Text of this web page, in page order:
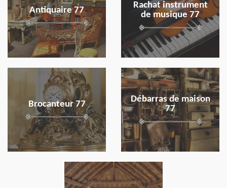
Antiquaire 77
Rachat instrument
de musique 77
Brocanteur 77
en savoir plus
Débarras de maison
77
en savoir plus
en savoir plus